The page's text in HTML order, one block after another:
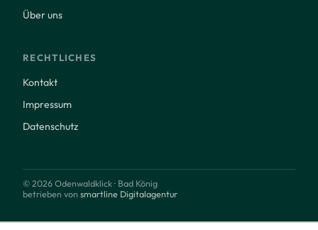
Über uns
RECHTLICHES
Kontakt
Impressum
Datenschutz
© 2026 Odenwaldklick · Bad König
betrieben von smartline Digitalagentur